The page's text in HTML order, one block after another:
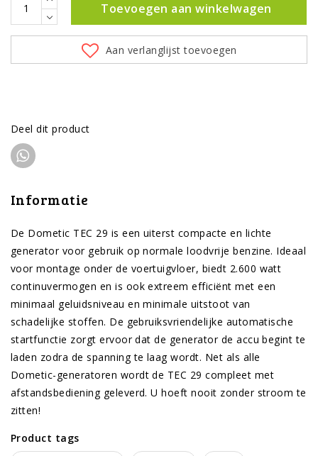
Toevoegen aan winkelwagen
Aan verlanglijst toevoegen
Deel dit product
Informatie
De Dometic TEC 29 is een uiterst compacte en lichte
generator voor gebruik op normale loodvrije benzine. Ideaal
voor montage onder de voertuigvloer, biedt 2.600 watt
continuvermogen en is ook extreem efficiënt met een
minimaal geluidsniveau en minimale uitstoot van
schadelijke stoffen. De gebruiksvriendelijke automatische
startfunctie zorgt ervoor dat de generator de accu begint te
laden zodra de spanning te laag wordt. Net als alle
Dometic-generatoren wordt de TEC 29 compleet met
afstandsbediening geleverd. U hoeft nooit zonder stroom te
zitten!
Product tags